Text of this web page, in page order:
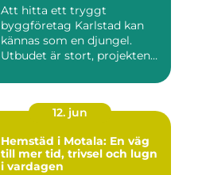
Att hitta ett tryggt
byggföretag Karlstad kan
kännas som en djungel.
Utbudet är stort, projekten
12. jun
Hemstäd i Motala: En väg
till mer tid, trivsel och lugn
i vardagen